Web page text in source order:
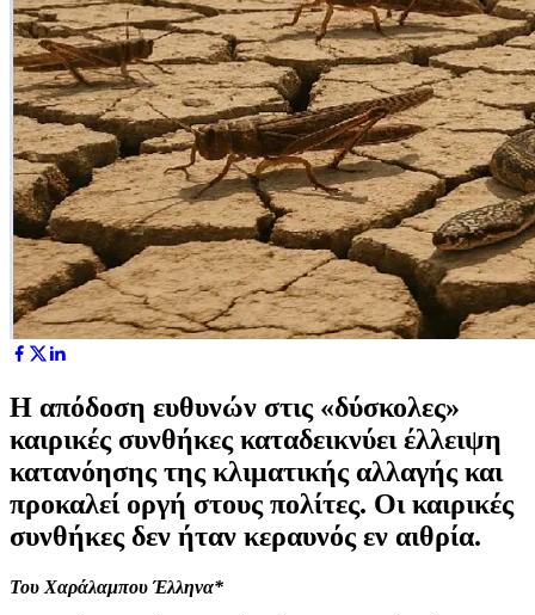
Η απόδοση ευθυνών στις «δύσκολες»
καιρικές συνθήκες καταδεικνύει έλλειψη
κατανόησης της κλιματικής αλλαγής και
προκαλεί οργή στους πολίτες. Οι καιρικές
συνθήκες δεν ήταν κεραυνός εν αιθρία.
Του Χαράλαμπου Έλληνα*